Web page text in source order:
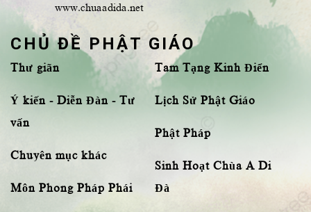
www.chuaadida.net
CHỦ ĐỀ PHẬT GIÁO
Thư giãn
Ý kiến - Diễn Đàn - Tư
vấn
Chuyên mục khác
Môn Phong Pháp Phái
Tam Tạng Kinh Điển
Lịch Sử Phật Giáo
Phật Pháp
Sinh Hoạt Chùa A Di
Đà